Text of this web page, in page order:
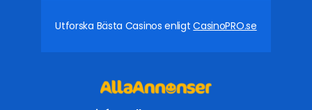
Utforska Bästa Casinos enligtCasinoPRO.se